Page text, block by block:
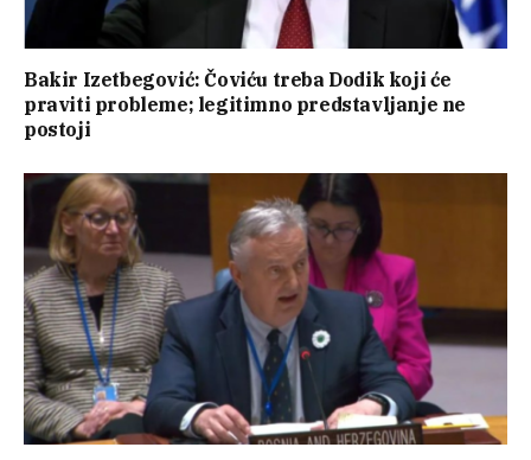
Bakir Izetbegović: Čoviću treba Dodik koji će
praviti probleme; legitimno predstavljanje ne
postoji